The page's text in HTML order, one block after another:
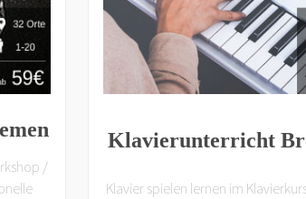
/
Klavierunterricht
Klavier spielen lernen im